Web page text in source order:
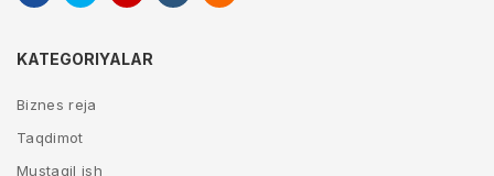
KATEGORIYALAR
Biznes reja
Taqdimot
Mustaqil ish